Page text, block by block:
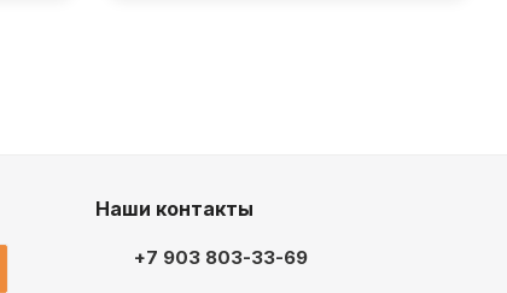
Наши контакты
+7 903 803-33-69